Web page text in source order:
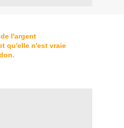
l'argent
qu'elle n'est vraie